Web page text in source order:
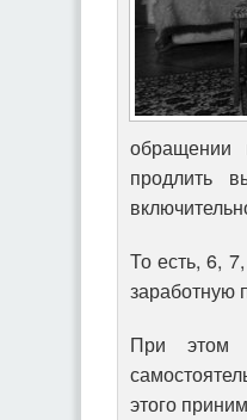
обращении
продлить
То есть, 6,
заработную
При этом
этого